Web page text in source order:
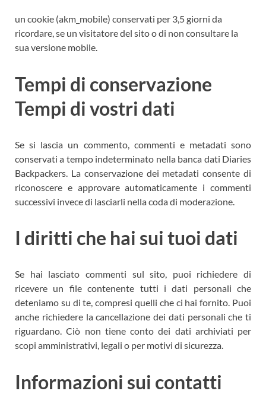
un cookie (akm_mobile) conservati per 3,5 giorni da
ricordare, se un visitatore del sito o di non consultare la
sua versione mobile.
Tempi di conservazione
Tempi di vostri dati
Se si lascia un commento, commenti e metadati sono
conservati a tempo indeterminato nella banca dati Diaries
Backpackers. La conservazione dei metadati consente di
riconoscere e approvare automaticamente i commenti
successivi invece di lasciarli nella coda di moderazione.
I diritti che hai sui tuoi dati
Se hai lasciato commenti sul sito, puoi richiedere di
ricevere un file contenente tutti i dati personali che
deteniamo su di te, compresi quelli che ci hai fornito. Puoi
anche richiedere la cancellazione dei dati personali che ti
riguardano. Ciò non tiene conto dei dati archiviati per
scopi amministrativi, legali o per motivi di sicurezza.
Informazioni sui contatti